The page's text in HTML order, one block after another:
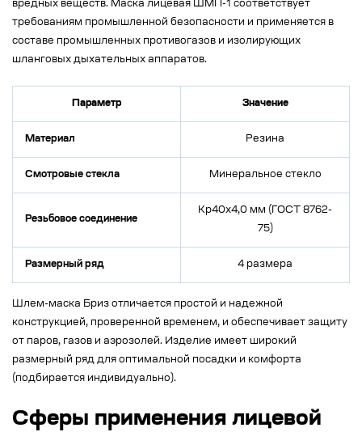
вредных веществ. Маска лицевая ШМП-1 соответствует
требованиям промышленной безопасности и применяется в
составе промышленных противогазов и изолирующих
шланговых дыхательных аппаратов.
Параметр Значение
Материал Резина
Смотровые стекла Минеральное стекло
Резьбовое соединение
Кр40х4,0 мм (ГОСТ 8762-
75)
Размерный ряд 4 размера
Шлем-маска Бриз отличается простой и надежной
конструкцией, проверенной временем, и обеспечивает защиту
от паров, газов и аэрозолей. Изделие имеет широкий
размерный ряд для оптимальной посадки и комфорта
(подбирается индивидуально).
Сферы применения лицевой